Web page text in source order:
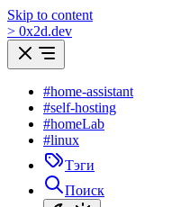
Skip to content
> 0x2d.dev
#home-assistant
#self-hosting
#homeLab
#linux
Тэги
Поиск